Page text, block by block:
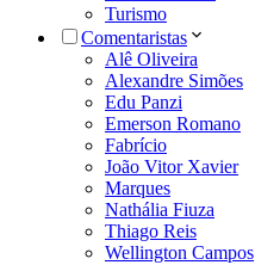
Turismo
Comentaristas
Alê Oliveira
Alexandre Simões
Edu Panzi
Emerson Romano
Fabrício
João Vitor Xavier
Marques
Nathália Fiuza
Thiago Reis
Wellington Campos